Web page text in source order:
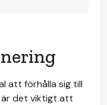
att förhålla sig till
är det viktigt att